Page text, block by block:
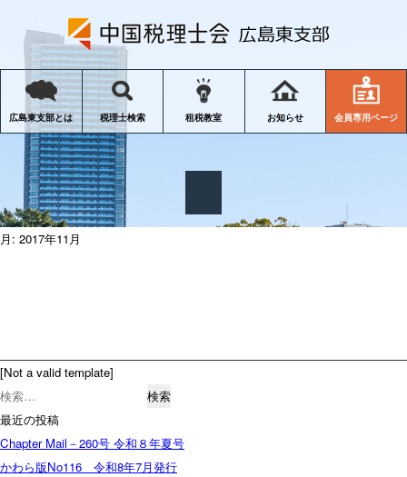
広島東支部とは 税理士検索 租税教室 お知らせ 会員専用ページ
月: 2017年11月
[Not a valid template]
検
索:
最近の投稿
Chapter Mail－260号 令和８年夏号
かわら版No116 令和8年7月発行